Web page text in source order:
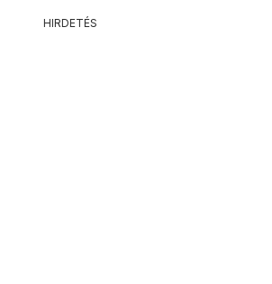
HIRDETÉS